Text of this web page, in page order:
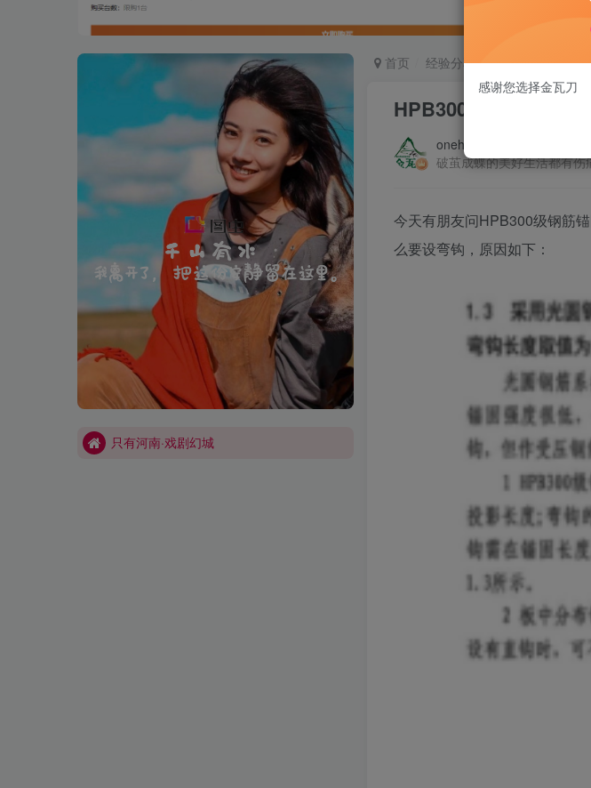
首页 经验分享 正文
HPB300级钢筋锚固需
onehiker
破茧成蝶的美好生活都有伤
今天有朋友问HPB300级钢筋
么要设弯钩，原因如下：
如何看待陈行甲离职
只有河南·戏剧幻城
去完河南所有古镇，最想带走的还是这6个地方的特产
蓝奏云网盘链接无法访问解决办法
如何看待陈行甲离职
只有河南·戏剧幻城
感谢您选择金瓦刀